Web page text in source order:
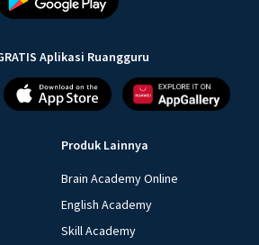
Aplikasi Ruangguru
Produk Lainnya
Brain Academy Online
English Academy
Skill Academy